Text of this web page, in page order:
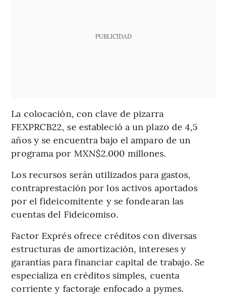
PUBLICIDAD
La colocación, con clave de pizarra
FEXPRCB22, se estableció a un plazo de 4,5
años y se encuentra bajo el amparo de un
programa por MXN$2.000 millones.
Los recursos serán utilizados para gastos,
contraprestación por los activos aportados
por el fideicomitente y se fondearan las
cuentas del Fideicomiso.
Factor Exprés ofrece créditos con diversas
estructuras de amortización, intereses y
garantías para financiar capital de trabajo. Se
especializa en créditos simples, cuenta
corriente y factoraje enfocado a pymes.